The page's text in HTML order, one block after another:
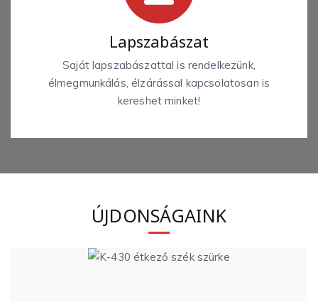
Lapszabászat
Saját lapszabászattal is rendelkezünk,
élmegmunkálás, élzárással kapcsolatosan is
kereshet minket!
ÚJDONSÁGAINK